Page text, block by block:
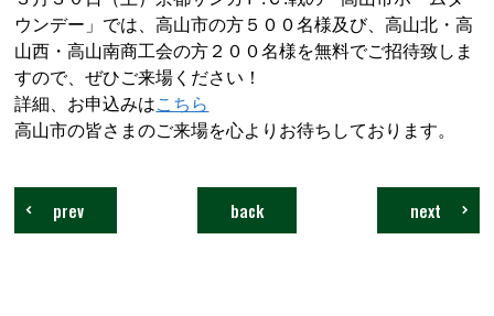
ウンデー」では、高山市の方５００名様及び、高山北・高
山西・高山南商工会の方２００名様を無料でご招待致しま
すので、ぜひご来場ください！
詳細、お申込みはこちら
高山市の皆さまのご来場を心よりお待ちしております。
next
back
prev